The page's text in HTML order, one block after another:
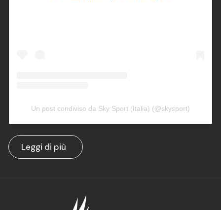
Un post condiviso da Sky Sport (Italia) (@skysport)
Leggi di più